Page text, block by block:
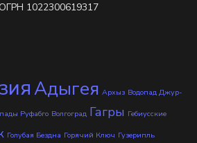
1022300619317
Адыгея Архыз Водопад Джур-
Руфабго Волгоград Гагры Гебиусские
Голубая Бездна Горячий Ключ Гузерипль